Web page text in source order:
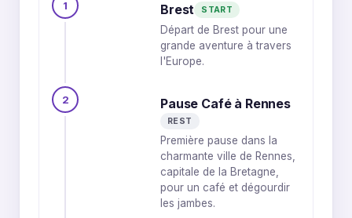
1 Brest START
Départ de Brest pour une
grande aventure à travers
l'Europe.
2 Pause Café à Rennes
REST
Première pause dans la
charmante ville de Rennes,
capitale de la Bretagne,
pour un café et dégourdir
les jambes.